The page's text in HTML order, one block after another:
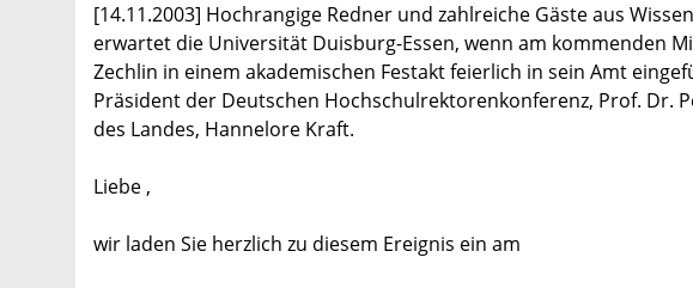
[14.11.2003] Hochrangige Redner und zahlreiche Gäste aus
erwartet die Universität Duisburg-Essen, wenn am kommenden
Zechlin in einem akademischen Festakt feierlich in sein Amt
Präsident der Deutschen Hochschulrektorenkonferenz, Prof. Dr.
des Landes, Hannelore Kraft.
Liebe ,
wir laden Sie herzlich zu diesem Ereignis ein am